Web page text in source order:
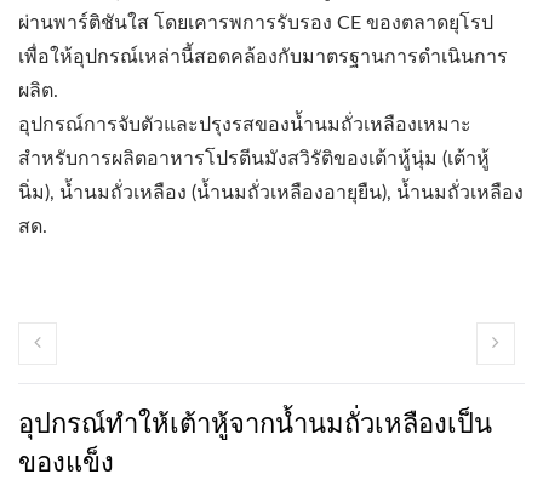
ผ่านพาร์ติชันใส โดยเคารพการรับรอง CE ของตลาดยุโรป
เพื่อให้อุปกรณ์เหล่านี้สอดคล้องกับมาตรฐานการดำเนินการ
ผลิต.
อุปกรณ์การจับตัวและปรุงรสของน้ำนมถั่วเหลืองเหมาะ
สำหรับการผลิตอาหารโปรตีนมังสวิรัติของเต้าหู้นุ่ม (เต้าหู้
นิ่ม), น้ำนมถั่วเหลือง (น้ำนมถั่วเหลืองอายุยืน), น้ำนมถั่วเหลือง
สด.
อุปกรณ์ทำให้เต้าหู้จากน้ำนมถั่วเหลืองเป็น
ของแข็ง